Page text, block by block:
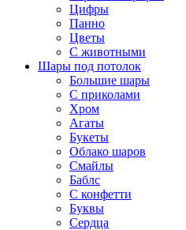
Цифры
Панно
Цветы
С животными
Шары под потолок
Большие шары
С приколами
Хром
Агаты
Букеты
Облако шаров
Смайлы
Баблс
С конфетти
Буквы
Сердца